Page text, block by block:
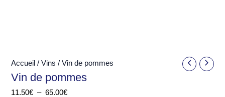
Accueil /Vins / Vin de pommes
Vin de pommes
11.50€ – 65.00€Plage